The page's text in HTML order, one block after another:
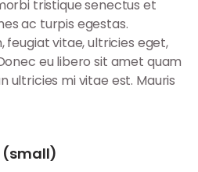
tristique senectus et
ac turpis egestas.
vitae, ultricies eget,
eu libero sit amet quam
ultricies mi vitae est. Mauris
(small)